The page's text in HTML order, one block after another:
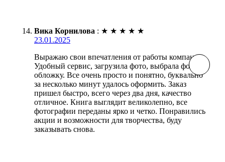
Вика Корнилова : ★ ★ ★ ★ ★
23.01.2025
Выражаю свои впечатления от работы компании.
Удобный сервис, загрузила фото, выбрала фон и
обложку. Все очень просто и понятно, буквально
за несколько минут удалось оформить. Заказ
пришел быстро, всего через два дня, качество
отличное. Книга выглядит великолепно, все
фотографии переданы ярко и четко. Понравились
акции и возможности для творчества, буду
заказывать снова.